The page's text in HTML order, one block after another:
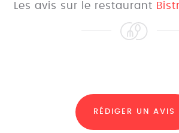
Les avis sur le restaurant
RÉDIGER UN AVIS